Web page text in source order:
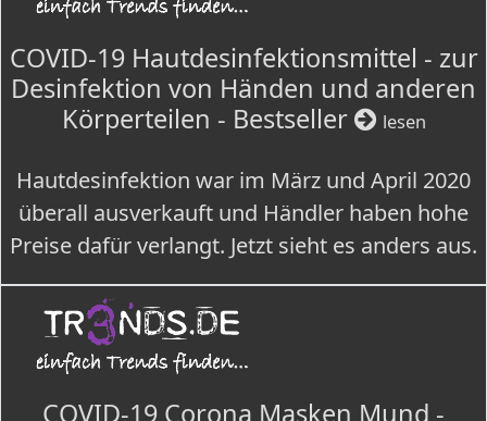
COVID-19 Hautdesinfektionsmittel - zur
Desinfektion von Händen und anderen
Körperteilen - Bestseller
lesen
Hautdesinfektion war im März und April 2020
überall ausverkauft und Händler haben hohe
Preise dafür verlangt. Jetzt sieht es anders aus.
COVID-19 Corona Masken Mund -